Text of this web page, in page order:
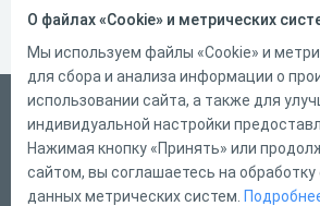
Русский
Справка
Форма обратной связи
О файлах «Cookie» и метрических
Мы используем файлы «Cookie» и
для сбора и анализа информации о
использовании сайта, а также для
индивидуальной настройки
Нажимая кнопку «Принять» или
сайтом, вы соглашаетесь на обработку
данных метрических систем.